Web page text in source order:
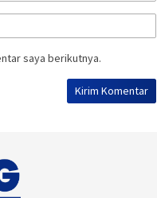
saya berikutnya.